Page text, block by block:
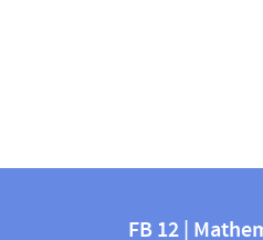
FB 12 |